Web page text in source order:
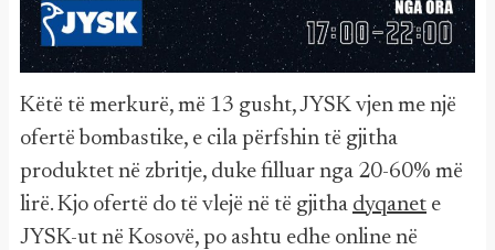
Këtë të merkurë, më 13 gusht, JYSK vjen me një
ofertë bombastike, e cila përfshin të gjitha
produktet në zbritje, duke filluar nga 20-60% më
lirë. Kjo ofertë do të vlejë në të gjitha dyqanet e
JYSK-ut në Kosovë, po ashtu edhe online në